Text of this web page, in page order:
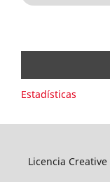
Estadísticas
Licencia Creative